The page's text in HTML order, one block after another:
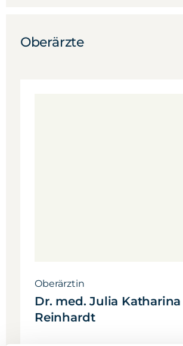
Oberärzte
Oberärztin
Dr. med.Julia Katharina
Reinhardt